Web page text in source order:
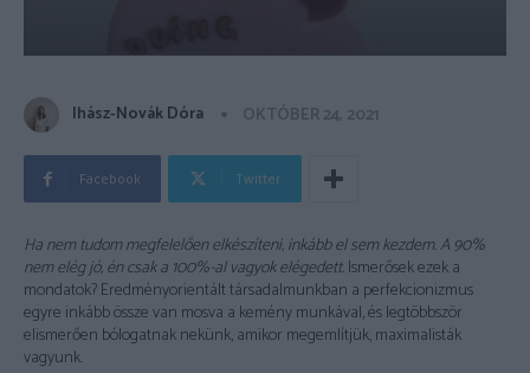
Ihász-Novák Dóra OKTÓBER 24, 2021
Facebook Twitter
Ha nem tudom megfelelően elkészíteni, inkább el sem kezdem. A 90%
nem elég jó, én csak a 100%-al vagyok elégedett.Ismerősek ezek a
mondatok? Eredményorientált társadalmunkban a perfekcionizmus
egyre inkább össze van mosva a kemény munkával, és legtöbbször
elismerően bólogatnak nekünk, amikor megemlítjük, maximalisták
vagyunk.